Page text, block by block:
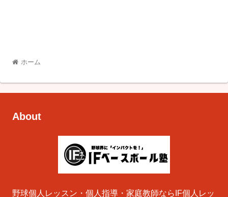
ホーム
About
野球個人レッスン・個人指導・家庭教師ならIF個人レッ